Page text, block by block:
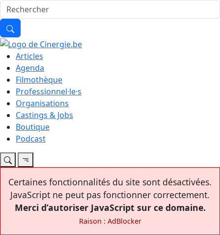
Articles
Agenda
Filmothèque
Professionnel·le·s
Organisations
Castings & Jobs
Boutique
Podcast
Certaines fonctionnalités du site sont désactivées.
JavaScript ne peut pas fonctionner correctement.
Merci d’autoriser JavaScript sur ce domaine.
Raison : AdBlocker